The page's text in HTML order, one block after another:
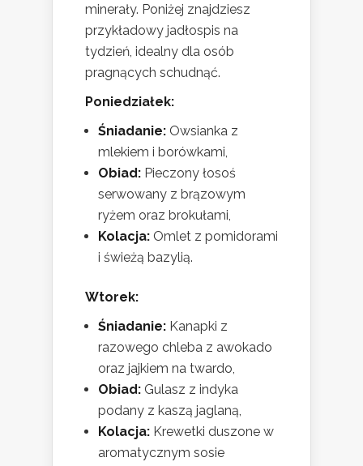
minerały. Poniżej znajdziesz
przykładowy jadłospis na
tydzień, idealny dla osób
pragnących schudnąć.
Poniedziałek:
Śniadanie: Owsianka z
mlekiem i borówkami,
Obiad: Pieczony łosoś
serwowany z brązowym
ryżem oraz brokułami,
Kolacja: Omlet z pomidorami
i świeżą bazylią.
Wtorek:
Śniadanie: Kanapki z
razowego chleba z awokado
oraz jajkiem na twardo,
Obiad: Gulasz z indyka
podany z kaszą jaglaną,
Kolacja: Krewetki duszone w
aromatycznym sosie